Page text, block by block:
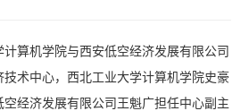
算机学院与西安低空经济发展有限公司
术中心，西北工业大学计算机学院史豪
经济发展有限公司王魁广担任中心副主